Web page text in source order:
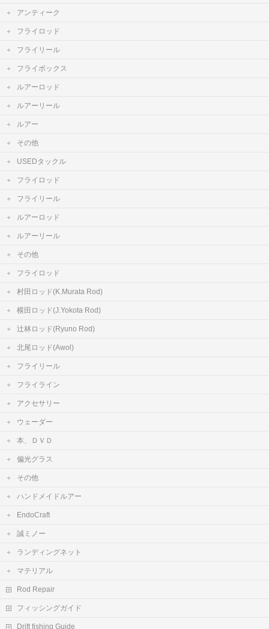
アンティーク
フライロッド
フライリール
フライボックス
ルアーロッド
ルアーリール
ルアー
その他
USEDタックル
フライロッド
フライリール
ルアーロッド
ルアーリール
その他
フライロッド
村田ロッド(K.Murata Rod)
横田ロッド(J.Yokota Rod)
辻林ロッド(Ryuno Rod)
北尾ロッド(Awol)
フライリール
フライライン
アクセサリー
ウェーダー
本、ＤＶＤ
偏光グラス
その他
ハンドメイドルアー
EndoCraft
誠ミノー
ランディングネット
マテリアル
Rod Repair
フィッシングガイド
Drift fishing Guide